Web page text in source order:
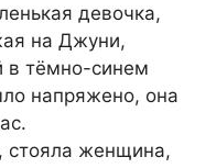
девочка,
на Джуни,
в тёмно-синем
напряжено, она
стояла женщина,